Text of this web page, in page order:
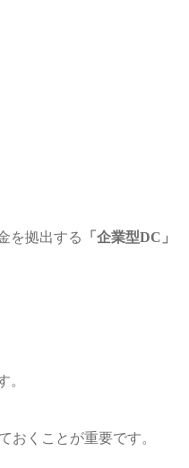
を拠出する
「企業型DC」
。
おくことが重要です。